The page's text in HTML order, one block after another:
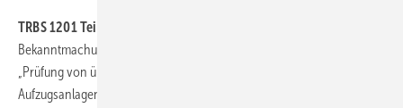
TRBS 1201 Teil 4 (Änderung)
Bekanntmachung vom 4. Mai 2022 der Änderung der TRBS 1201 Teil 4
„Prüfung von überwachungsbedürftigen Anlagen – Prüfung von
Aufzugsanlagen“, GMBl 23/2022 vom 18. Juli 2022, Seite 526